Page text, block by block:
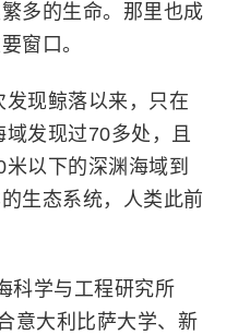
多的生命。那里也成
窗口。
现鲸落以来，只在
发现过70多处，且
以下的深渊海域到
生态系统，人类此前
科学与工程研究所
意大利比萨大学、新